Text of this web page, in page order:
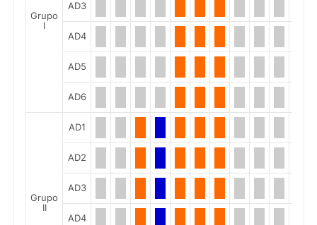
Grupo
I
AD3
AD4
AD5
AD6
Grupo
II
AD1
AD2
AD3
AD4